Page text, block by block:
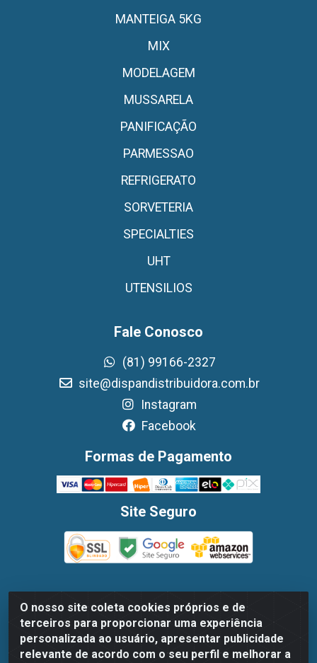
O nosso site coleta cookies próprios e de
terceiros para proporcionar uma experiência
personalizada ao usuário, apresentar publicidade
relevante de acordo com o seu perfil e melhorar a
MANTEIGA 5KG
MIX
MODELAGEM
MUSSARELA
PANIFICAÇÃO
PARMESSAO
REFRIGERATO
SORVETERIA
SPECIALTIES
UHT
UTENSILIOS
Fale Conosco
(81) 99166-2327
site@dispandistribuidora.com.br
Instagram
Facebook
Formas de Pagamento
Site Seguro
Dispan Distribuidora de Alimentos LTDA - Avenida
Marechal Mascarenhas De Moraes, 1048- Imbiribeira,
Recife/PE - CEP 51.170-000 - CNPJ 30.779.584/0003-78